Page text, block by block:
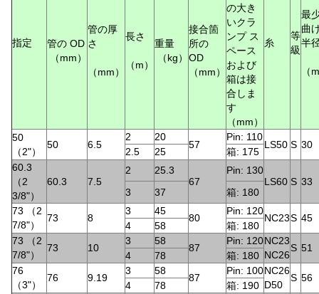
指定 糸
等
級
最
曲
半
（
管の OD
（mm）
管の厚
さ
（mm）
長さ
（m）
重量
（kg）
接合箇
所の
OD
（mm）
の大き
いクラ
ンプ ス
ペース
および
箱は接
合しま
す
（mm）
50
（2"）
50 6.5
2 20
57
Pin: 110
LS50 S 30
2.5 25
箱: 175
60.3
（2
3/8"）
60.3 7.5
2
25.3
67
Pin: 130
LS60 S 33
3
37
箱: 180
73 （2
7/8"）
73 8
3 45
80
Pin: 120
NC23S 45
4 58
箱: 180
73 （2
7/8"）
73 10
3 58
87
Pin: 120NC23
NC26
S 51
4 78
箱: 180
76
（3"）
76 9.19
3 58
87
Pin: 100NC26
D50
S 56
4 78
箱: 190